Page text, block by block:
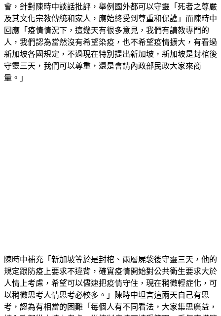
會，針對陳時中談話批評，舉例國外都可以守靈「死者之尊嚴
及其文化宗教傳統和家人，應始終受到尊重和保護」而陳時中
回應「疫情情況下，這幾天有很多意見，我們有請教專門的
人，我們認為當然沒有希望染疫，也不希望疫情擴大，有看過
新加坡各國規定，不過現在特別提出新加坡，新加坡是封棺後
守靈三天，我們可以尊重，還是會請內政部民政大家來商
量。」
陳時中補充「新加坡等於是封棺、兩層屍袋後守靈三天，他的
規定跟防疫上要求不違背，確實疫情開始對公共衛生要求大於
人情上考慮，希望可以儘速把疫情守住，現在稍微輕症化，可
以稍微思考人情思考必較多。」陳時中坦言這兩天自己有思
考，認為有相當的困難「每個人有不同看法，大家集思廣益，